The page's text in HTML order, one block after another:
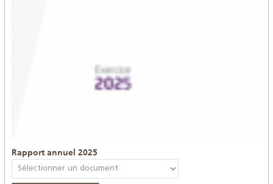
Rapport annuel 2025